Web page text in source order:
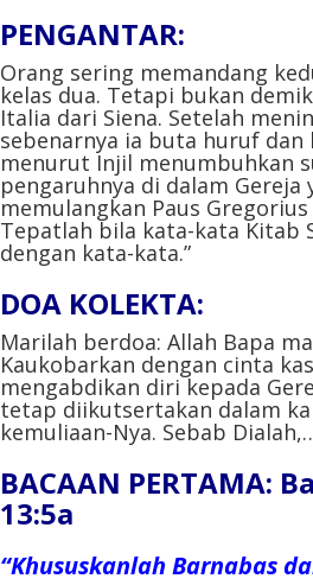
PENGANTAR:
Orang sering memandang
kelas dua. Tetapi bukan
Italia dari Siena. Setelah
sebenarnya ia buta huruf dan
menurut Injil menumbuhkan
pengaruhnya di dalam
memulangkan Paus
Tepatlah bila kata-kata Kitab
dengan kata-kata.”
DOA KOLEKTA:
Marilah berdoa: Allah Bapa
Kaukobarkan dengan cinta
mengabdikan diri kepada
tetap diikutsertakan dalam
kemuliaan-Nya. Sebab
BACAAN PERTAMA:
13:5a
“Khususkanlah Barnabas